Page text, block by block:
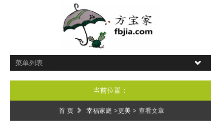
当前位置：
首 页 幸福家庭 >更美> 查看文章